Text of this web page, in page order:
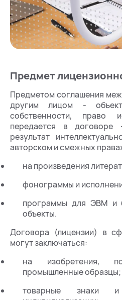
Предмет
Предметом соглашения
другим лицом -
собственности, право
передается в
результат
авторском и смежных
на произведения
фонограммы и
программы для ЭВМ и
объекты.
Договора (лицензии) в
могут заключаться:
на изобретения,
промышленные образцы;
товарные знаки